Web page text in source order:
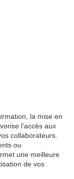
la mise en
l’accès aux
collaborateurs.
ou
une meilleure
de vos